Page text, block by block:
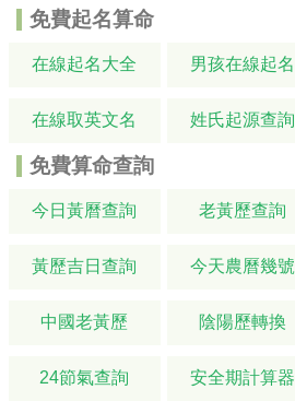
免費起名算命
在線起名大全 男孩在線起名
在線取英文名 姓氏起源查詢
免費算命查詢
今日黃曆查詢 老黃歷查詢
黃歷吉日查詢 今天農曆幾號
中國老黃歷 陰陽歷轉換
24節氣查詢 安全期計算器